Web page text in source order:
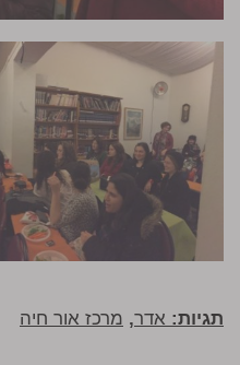
תגיות: אדר, מרכז אור חיה